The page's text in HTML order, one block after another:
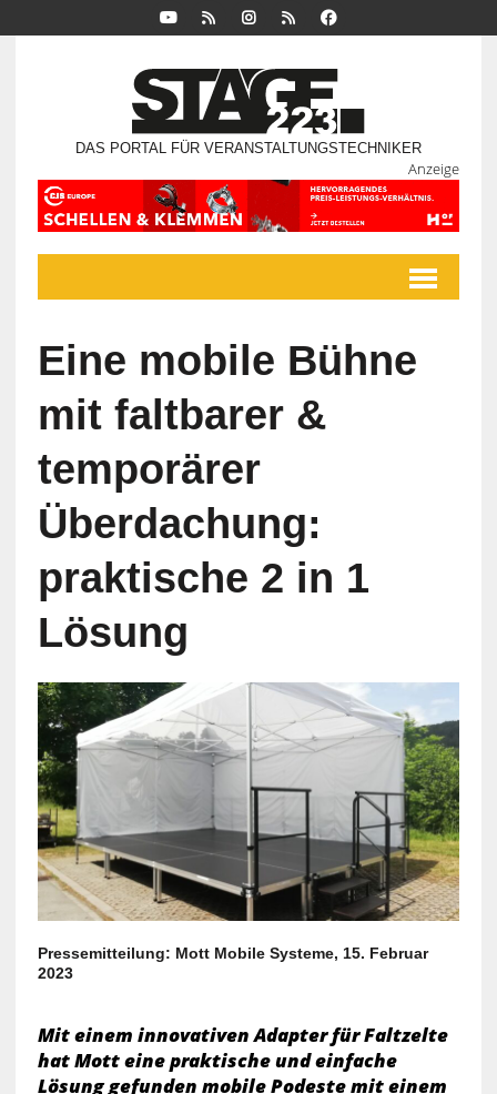
DAS PORTAL FÜR VERANSTALTUNGSTECHNIKER
Anzeige
Eine mobile Bühne
mit faltbarer &
temporärer
Überdachung:
praktische 2 in 1
Lösung
Pressemitteilung: Mott Mobile Systeme, 15. Februar
2023
Mit einem innovativen Adapter für Faltzelte
hat Mott eine praktische und einfache
Lösung gefunden mobile Podeste mit einem